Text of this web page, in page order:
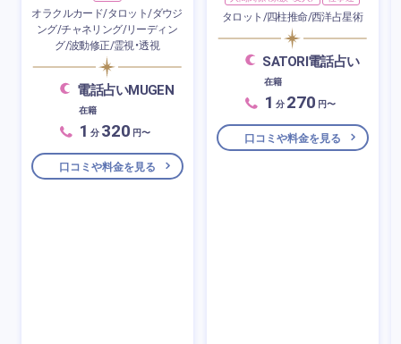
オラクルカード/タロット/ダウジ
ング/チャネリング/リーディン
グ/波動修正/霊視・透視
電話占いMUGEN
在籍
1 分 320 円〜
口コミや料金を見る
タロット/四柱推命/西洋占星術
SATORI電話占い
在籍
1 分 270 円〜
口コミや料金を見る